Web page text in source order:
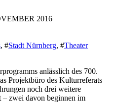
2016
, #Stadt Nürnberg, #Theater
anlässlich des 700.
Projektbüro des Kulturreferats
noch drei weitere
– zwei davon beginnen im